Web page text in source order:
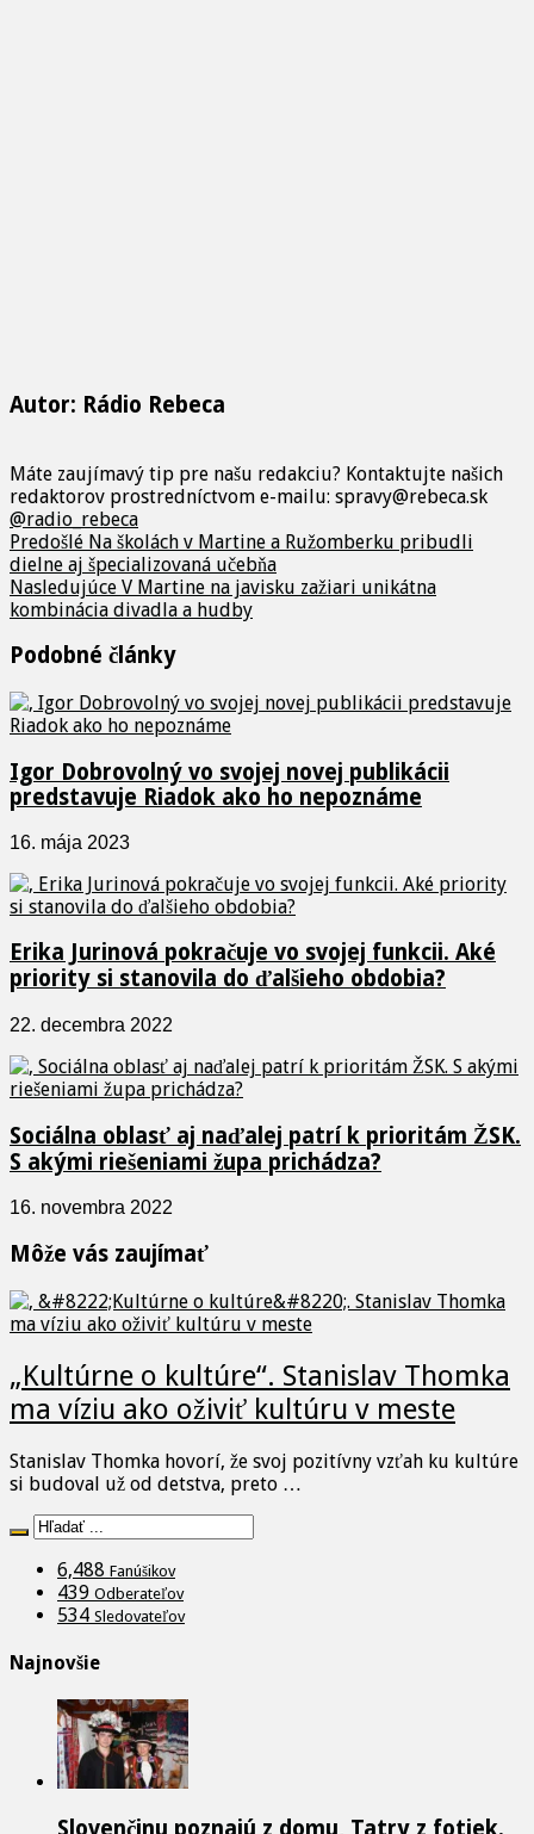
Autor: Rádio Rebeca
Máte zaujímavý tip pre našu redakciu? Kontaktujte našich
redaktorov prostredníctvom e-mailu: spravy@rebeca.sk
@radio_rebeca
Predošlé Na školách v Martine a Ružomberku pribudli
dielne aj špecializovaná učebňa
Nasledujúce V Martine na javisku zažiari unikátna
kombinácia divadla a hudby
Podobné články
Igor Dobrovolný vo svojej novej publikácii
predstavuje Riadok ako ho nepoznáme
16. mája 2023
Erika Jurinová pokračuje vo svojej funkcii. Aké
priority si stanovila do ďalšieho obdobia?
22. decembra 2022
Sociálna oblasť aj naďalej patrí k prioritám ŽSK.
S akými riešeniami župa prichádza?
16. novembra 2022
Môže vás zaujímať
„Kultúrne o kultúre“. Stanislav Thomka
ma víziu ako oživiť kultúru v meste
Stanislav Thomka hovorí, že svoj pozitívny vzťah ku kultúre
si budoval už od detstva, preto …
6,488 Fanúšikov
439 Odberateľov
534 Sledovateľov
Najnovšie
Slovenčinu poznajú z domu, Tatry z fotiek.